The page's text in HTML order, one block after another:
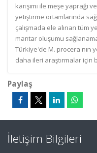
karışımı ile meşe yaprağı
yetiştirme ortamlarında
çalışmada ele alınan tüm
mantar oluşumu
Türkiye'de M. procera'nın
daha ileri araştırmalar için
Paylaş
İletişim Bilgileri